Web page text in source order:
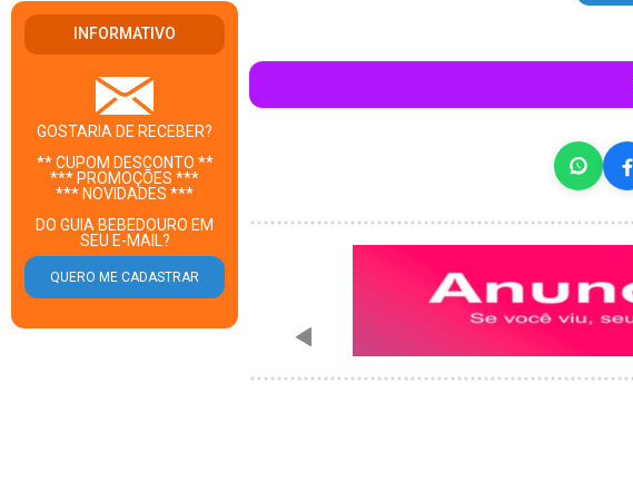
INFORMATIVO
GOSTARIA DE RECEBER?
** CUPOM DESCONTO **
*** PROMOÇÕES ***
*** NOVIDADES ***
DO GUIA BEBEDOURO EM
SEU E-MAIL?